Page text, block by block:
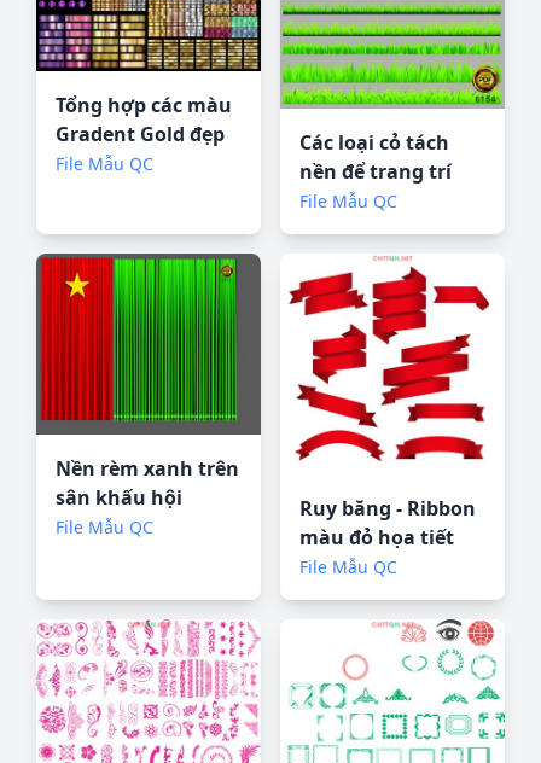
Tổng hợp các màu
Gradent Gold đẹp
cho corel
File Mẫu QC
Các loại cỏ tách
nền để trang trí
chân tường #2 file
corel
File Mẫu QC
Nền rèm xanh trên
sân khấu hội
trường nhà văn
File Mẫu QC
Ruy băng - Ribbon
màu đỏ họa tiết
trang trí file
CorelDRAW
File Mẫu QC